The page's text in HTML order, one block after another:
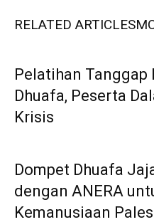
RELATED ARTICLES
Pelatihan Tanggap
Dhuafa, Peserta
Krisis
Dompet Dhuafa
dengan ANERA
Kemanusiaan